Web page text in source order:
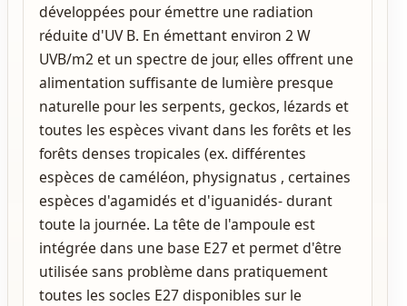
développées pour émettre une radiation
réduite d'UV B. En émettant environ 2 W
UVB/m2 et un spectre de jour, elles offrent une
alimentation suffisante de lumière presque
naturelle pour les serpents, geckos, lézards et
toutes les espèces vivant dans les forêts et les
forêts denses tropicales (ex. différentes
espèces de caméléon, physignatus , certaines
espèces d'agamidés et d'iguanidés- durant
toute la journée. La tête de l'ampoule est
intégrée dans une base E27 et permet d'être
utilisée sans problème dans pratiquement
toutes les socles E27 disponibles sur le